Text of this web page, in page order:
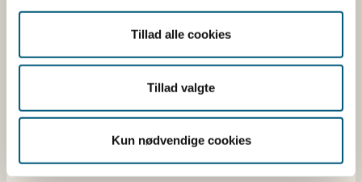
Tillad alle cookies
Tillad valgte
Kun nødvendige cookies
Åben:
Mandag: 9-12 og 13-15
Onsdag: 9-12
Torsdag: 9-12 og 13-15
Fredag: 9-12
Følg os